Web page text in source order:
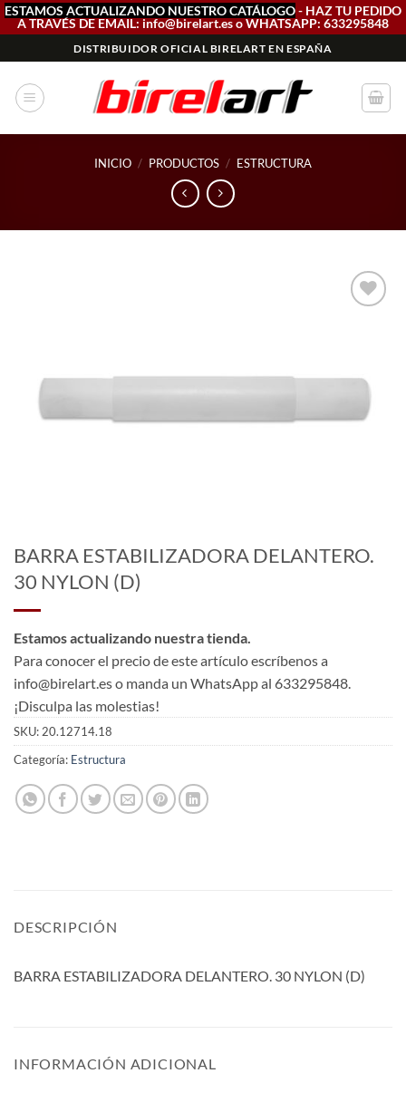
ESTAMOS ACTUALIZANDO NUESTRO CATÁLOGO- HAZ TU PEDIDO
A TRAVÉS DE EMAIL: info@birelart.es o WHATSAPP: 633295848
al
contenido
DISTRIBUIDOR OFICIAL BIRELART EN ESPAÑA
INICIO / PRODUCTOS / ESTRUCTURA
BARRA ESTABILIZADORA DELANTERO.
30 NYLON (D)
Estamos actualizando nuestra tienda.
Para conocer el precio de este artículo escríbenos a
info@birelart.es o manda un WhatsApp al 633295848.
¡Disculpa las molestias!
SKU: 20.12714.18
Categoría: Estructura
DESCRIPCIÓN
BARRA ESTABILIZADORA DELANTERO. 30 NYLON (D)
INFORMACIÓN ADICIONAL